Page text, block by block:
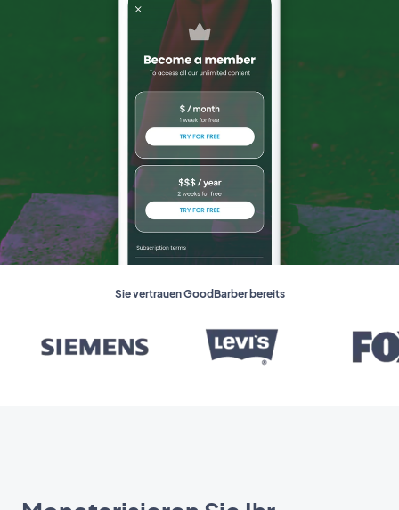
Sie vertrauen GoodBarber bereits